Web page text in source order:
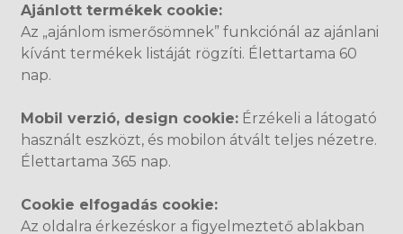
Ajánlott termékek cookie:
Az „ajánlom ismerősömnek” funkciónál az ajánlani
kívánt termékek listáját rögzíti. Élettartama 60
nap.
Mobil verzió, design cookie: Érzékeli a látogató
használt eszközt, és mobilon átvált teljes nézetre.
Élettartama 365 nap.
Cookie elfogadás cookie:
Az oldalra érkezéskor a figyelmeztető ablakban